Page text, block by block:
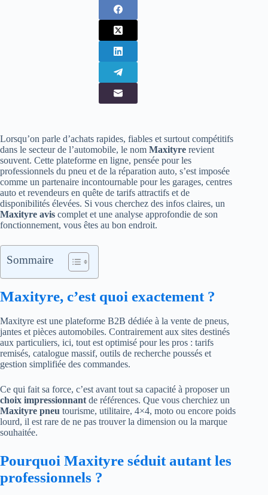
Lorsqu’on parle d’achats rapides, fiables et surtout compétitifs
dans le secteur de l’automobile, le nom Maxityre revient
souvent. Cette plateforme en ligne, pensée pour les
professionnels du pneu et de la réparation auto, s’est imposée
comme un partenaire incontournable pour les garages, centres
auto et revendeurs en quête de tarifs attractifs et de
disponibilités élevées. Si vous cherchez des infos claires, un
Maxityre avis complet et une analyse approfondie de son
fonctionnement, vous êtes au bon endroit.
Sommaire
Maxityre, c’est quoi exactement ?
Maxityre est une plateforme B2B dédiée à la vente de pneus,
jantes et pièces automobiles. Contrairement aux sites destinés
aux particuliers, ici, tout est optimisé pour les pros : tarifs
remisés, catalogue massif, outils de recherche poussés et
gestion simplifiée des commandes.
Ce qui fait sa force, c’est avant tout sa capacité à proposer un
choix impressionnant de références. Que vous cherchiez un
Maxityre pneu tourisme, utilitaire, 4×4, moto ou encore poids
lourd, il est rare de ne pas trouver la dimension ou la marque
souhaitée.
Pourquoi Maxityre séduit autant les
professionnels ?